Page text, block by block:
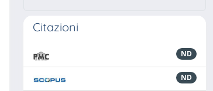
Citazioni
ND
ND